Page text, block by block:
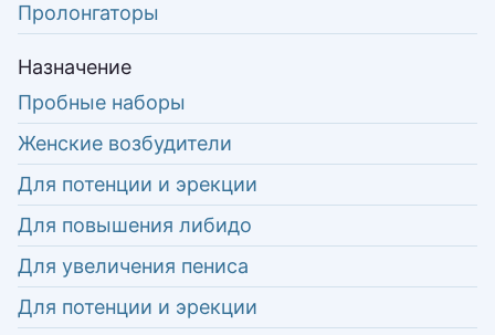
Пролонгаторы
Назначение
Пробные наборы
Женские возбудители
Для потенции и эрекции
Для повышения либидо
Для увеличения пениса
Для потенции и эрекции